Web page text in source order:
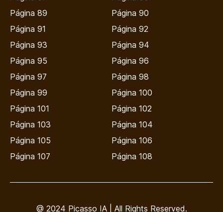
Página 89
Página 90
Página 91
Página 92
Página 93
Página 94
Página 95
Página 96
Página 97
Página 98
Página 99
Página 100
Página 101
Página 102
Página 103
Página 104
Página 105
Página 106
Página 107
Página 108
@ 2024 Picasso IA | All Rights Reserved.